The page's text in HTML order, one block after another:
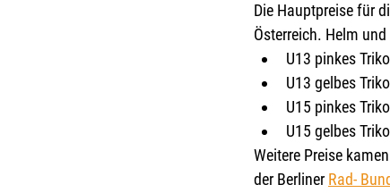
Die Hauptpreise für
Österreich. Helm
U13 pinkes
U13 gelbes
U15 pinkes
U15 gelbes
Weitere Preise
der Berliner Rad-